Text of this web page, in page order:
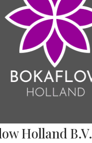
Holland B.V.